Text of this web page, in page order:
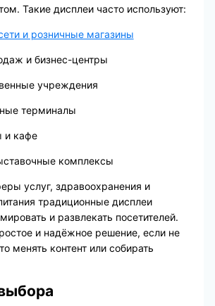
Такие дисплеи часто используют:
и розничные магазины
и бизнес-центры
учреждения
терминалы
и кафе
комплексы
услуг, здравоохранения и
традиционные дисплеи
и развлекать посетителей.
и надёжное решение, если не
менять контент или собирать